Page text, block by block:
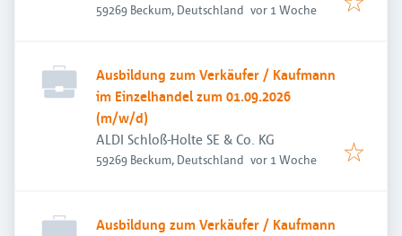
59269 Beckum, Deutschland Veröffentlicht
vor 1 Woche
Ausbildung zum Verkäufer / Kaufmann
im Einzelhandel zum 01.09.2026
(m/w/d)
ALDI Schloß-Holte SE & Co. KG
59269 Beckum, Deutschland Veröffentlicht
vor 1 Woche
Ausbildung zum Verkäufer / Kaufmann